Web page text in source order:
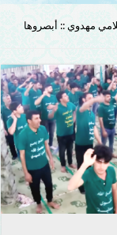
مهدوي :: أبصروها